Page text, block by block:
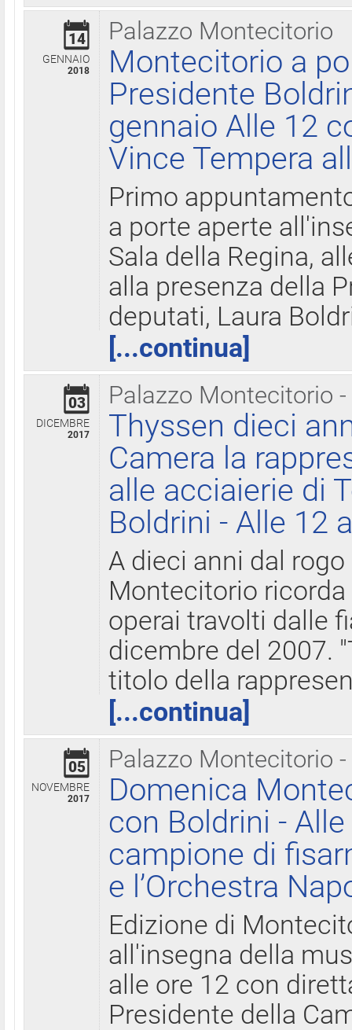
Palazzo Montecitorio
14
GENNAIO
2018
Montecitorio a
Presidente
gennaio Alle 12
Vince Tempera
Primo
a porte aperte
Sala della Regina,
alla presenza della
deputati, Laura
[...continua]
Palazzo Montecitorio
03
DICEMBRE
2017
Thyssen dieci
Camera la
alle acciaierie di
Boldrini - Alle 12
A dieci anni dal
Montecitorio
operai travolti dalle
dicembre del 2007.
titolo della
[...continua]
Palazzo Montecitorio
05
NOVEMBRE
2017
Domenica
con Boldrini -
campione di
e l’Orchestra
Edizione di
all'insegna della
alle ore 12 con
Presidente della